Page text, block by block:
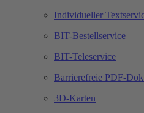
Individueller
BIT-Bestellservice
BIT-Teleservice
Barrierefreie PDF-
3D-Karten